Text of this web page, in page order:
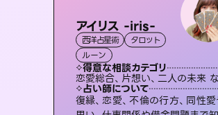
アイリス -iris-
西洋占星術
タロット
ルーン
得意な相談カテゴリ
恋愛総合、片想い、二人の未来
占い師について
復縁、恋愛、不倫の行方、同性
おう 霊感オラクル
霊視・オーラ
オラクルカード
得意な相談カテゴリ
恋愛総合、あの人の気持ち
占い師について
霊視×オラクルカードを使って
「未来」そして「気になるあの
ち」まで丁寧に読み解き、恋や
セラピスト理恵
霊視・オーラ
スピリチュアル・リーディング
得意な相談カテゴリ
片想い、二人の未来、年の
占い師について
連絡再開、復縁、成就など
多数。セラピストとして2万
験があるからこそできる鑑定
彗望（ すいぼう
霊視・オーラ
スピリチュアル・リーディング
得意な相談カテゴリ
片想い、あの人の気持ち
占い師について
桃源珠羽
スピリチュアル・リーディング
得意な相談カテゴリ
片想い、あの人の気持
占い師について
恋愛のお悩みの中でも特
係」の相談を得意として
恋人未満なお相手との今
未来視師＊花
霊視・オーラ 心理学
スピリチュアル・リーディン
得意な相談カテゴリ
出逢い、片想い、復
占い師について